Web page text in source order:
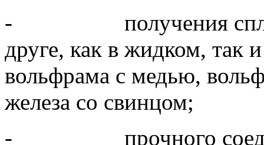
- получения сплавов
друге, как в жидком, так
вольфрама с медью,
железа со свинцом;
- прочного